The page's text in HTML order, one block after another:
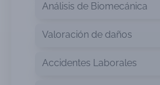
Análisis de Biomecánica
Valoración de daños
Accidentes Laborales